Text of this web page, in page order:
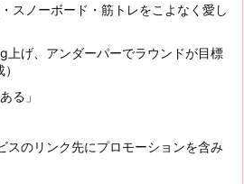
スノーボード・筋トレをこよなく愛し
上げ、アンダーパーでラウンドが目標
る」
スのリンク先にプロモーションを含み